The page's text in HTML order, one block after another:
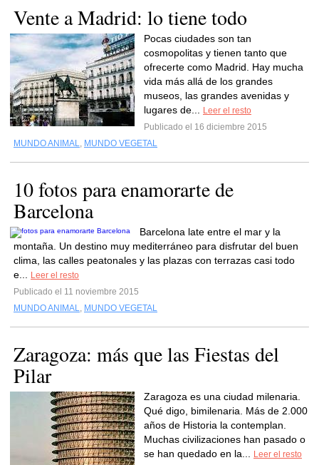
Vente a Madrid: lo tiene todo
Pocas ciudades son tan
cosmopolitas y tienen tanto que
ofrecerte como Madrid. Hay mucha
vida más allá de los grandes
museos, las grandes avenidas y
lugares de...
Leer el resto
Publicado el 16 diciembre 2015
MUNDO ANIMAL, MUNDO VEGETAL
10 fotos para enamorarte de
Barcelona
Barcelona late entre el mar y la
montaña. Un destino muy mediterráneo para disfrutar del buen
clima, las calles peatonales y las plazas con terrazas casi todo
e...
Leer el resto
Publicado el 11 noviembre 2015
MUNDO ANIMAL, MUNDO VEGETAL
Zaragoza: más que las Fiestas del
Pilar
Zaragoza es una ciudad milenaria.
Qué digo, bimilenaria. Más de 2.000
años de Historia la contemplan.
Muchas civilizaciones han pasado o
se han quedado en la...
Leer el resto